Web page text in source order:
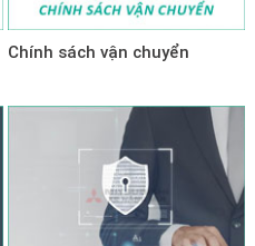
Chính sách vận chuyển